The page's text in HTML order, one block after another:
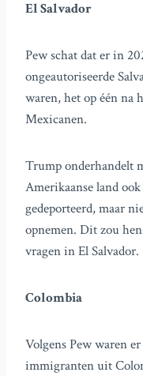
El Salvador
Pew schat dat er in
ongeautoriseerde
waren, het op één na
Mexicanen.
Trump onderhandelt
Amerikaanse land
gedeporteerd, maar
opnemen. Dit zou
vragen in El Salvador.
Colombia
Volgens Pew waren
immigranten uit